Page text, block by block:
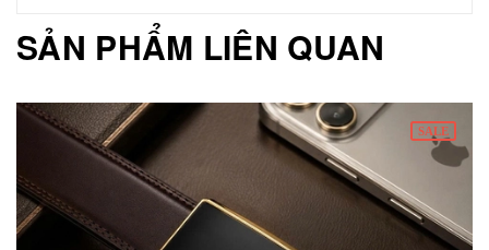
SẢN PHẨM LIÊN QUAN
SALE